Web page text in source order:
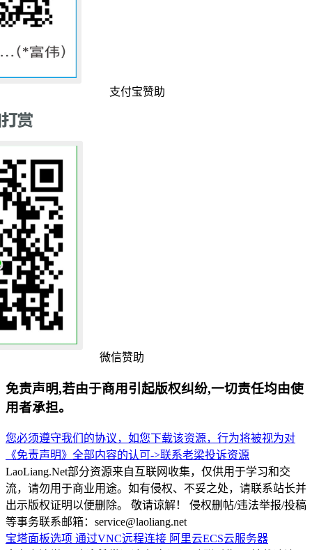
支付宝赞助
微信赞助
免责声明,若由于商用引起版权纠纷,一切责任均由使
用者承担。
您必须遵守我们的协议，如您下载该资源，行为将被视为对
《免责声明》全部内容的认可->联系老梁投诉资源
LaoLiang.Net部分资源来自互联网收集，仅供用于学习和交
流，请勿用于商业用途。如有侵权、不妥之处，请联系站长并
出示版权证明以便删除。 敬请谅解！ 侵权删帖/违法举报/投稿
等事务联系邮箱：service@laoliang.net
宝塔面板选项 通过VNC远程连接 阿里云ECS云服务器